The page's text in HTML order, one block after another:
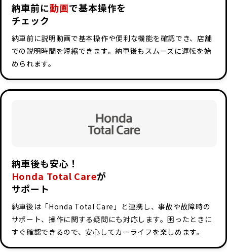
納車前に動画で基本操作を
チェック
納車前に説明動画で基本操作や便利な機能を確認でき、店舗
での説明時間を短縮できます。納車後もスムーズに運転を始
められます。
納車後も安心！
Honda Total Careが
サポート
納車後は「Honda Total Care」と連携し、事故や故障時の
サポート、操作に関する疑問にも対応します。困ったときに
すぐ確認できるので、安心してカーライフを楽しめます。